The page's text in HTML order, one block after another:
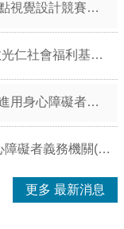
複審入圍名單出爐囉！
業廢止設立許可，自115年1月1日起生效。
預算額度為限，不足部分不再受理申請，詳如公告事項說明。
義務機關(構)名單
更多 最新消息